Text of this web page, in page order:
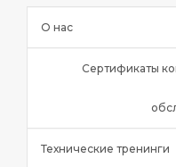
О нас
Сертификаты
Технические тренинги